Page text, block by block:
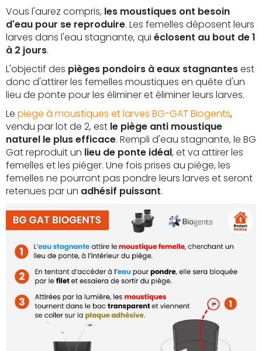
Vous l'aurez compris, les moustiques ont besoin
d'eau pour se reproduire. Les femelles déposent leurs
larves dans l'eau stagnante, qui éclosent au bout de 1
à 2 jours.
L'objectif des pièges pondoirs à eaux stagnantesest
donc d'attirer les femelles moustiques en quête d'un
lieu de ponte pour les éliminer et éliminer leurs larves.
Le piege à moustiques et larves BG-GAT Biogents,
vendu par lot de 2, est le piège anti moustique
naturel le plus efficace. Rempli d'eau stagnante, le BG
Gat reproduit un lieu de ponte idéal, et va attirer les
femelles et les piéger. Une fois prises au piège, les
femelles ne pourront pas pondre leurs larves et seront
retenues par un adhésif puissant.